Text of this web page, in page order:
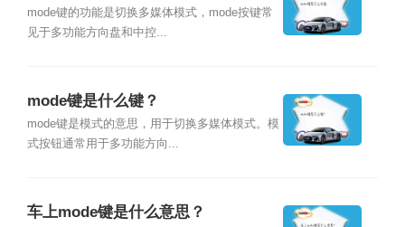
mode键的功能是切换多媒体模式，mode按键常
见于多功能方向盘和中控...
mode键是什么键？
mode键是模式的意思，用于切换多媒体模式。模
式按钮通常用于多功能方向...
车上mode键是什么意思？